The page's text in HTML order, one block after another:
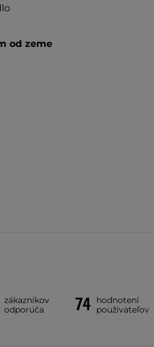
od zeme
zákazníkov
odporúča
74
hodnotení
používateľov